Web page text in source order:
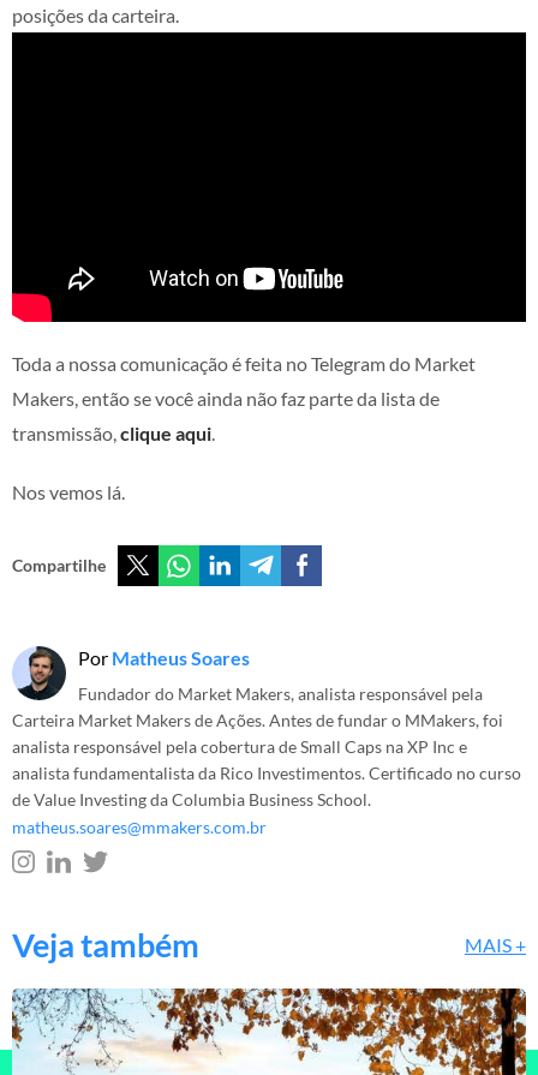
posições da carteira.
Toda a nossa comunicação é feita no Telegram do Market
Makers, então se você ainda não faz parte da lista de
transmissão, clique aqui
Nos vemos lá.
Compartilhe
Por Matheus Soares
Fundador do Market Makers, analista responsável pela
Carteira Market Makers de Ações. Antes de fundar o MMakers, foi
analista responsável pela cobertura de Small Caps na XP Inc e
analista fundamentalista da Rico Investimentos. Certificado no curso
de Value Investing da Columbia Business School.
matheus.soares@mmakers.com.br
Veja também MAIS +